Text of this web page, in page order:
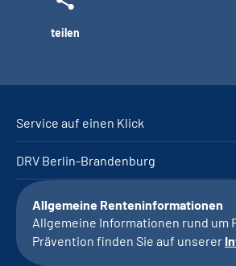
teilen
Service auf einen Klick
DRV Berlin-Brandenburg
Allgemeine Renteninformationen
Allgemeine Informationen rund um
Prävention finden Sie auf unserer